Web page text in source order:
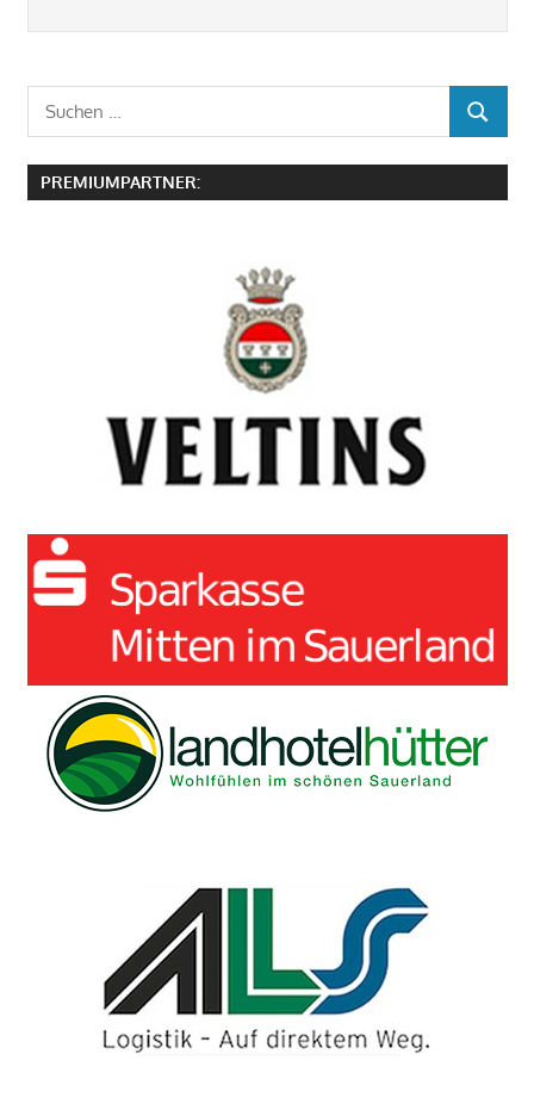
Suchen
nach:
SUCHEN
PREMIUMPARTNER: